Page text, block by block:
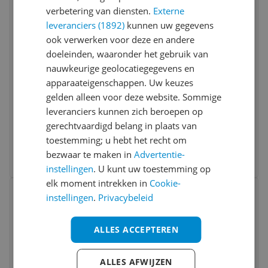
Duux Whisper Essence Ventilator - Wit
8.0(1)
Type:Vloerventilator
Vermogen:25 w
€ 229,95
Bekijk meer informatie
Vergelijken
Bekijk product
verbetering van diensten. Externe
leveranciers (1892) kunnen uw gegevens
ook verwerken voor deze en andere
doeleinden, waaronder het gebruik van
nauwkeurige geolocatiegegevens en
apparaateigenschappen. Uw keuzes
gelden alleen voor deze website. Sommige
leveranciers kunnen zich beroepen op
gerechtvaardigd belang in plaats van
toestemming; u hebt het recht om
bezwaar te maken inAdvertentie-
instellingen. U kunt uw toestemming op
elk moment intrekken in Cookie-
instellingen. Privacybeleid
ALLES ACCEPTEREN
ALLES AFWIJZEN